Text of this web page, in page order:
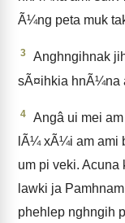
Ã¼ng peta muk
3
Anghngihnak
sÃ¤ihkia hnÃ¼na
4
Angâ ui mei
lÃ¼ xÃ¼i am ami
um pi veki. Acuna
lawki ja
phehlep nghngih